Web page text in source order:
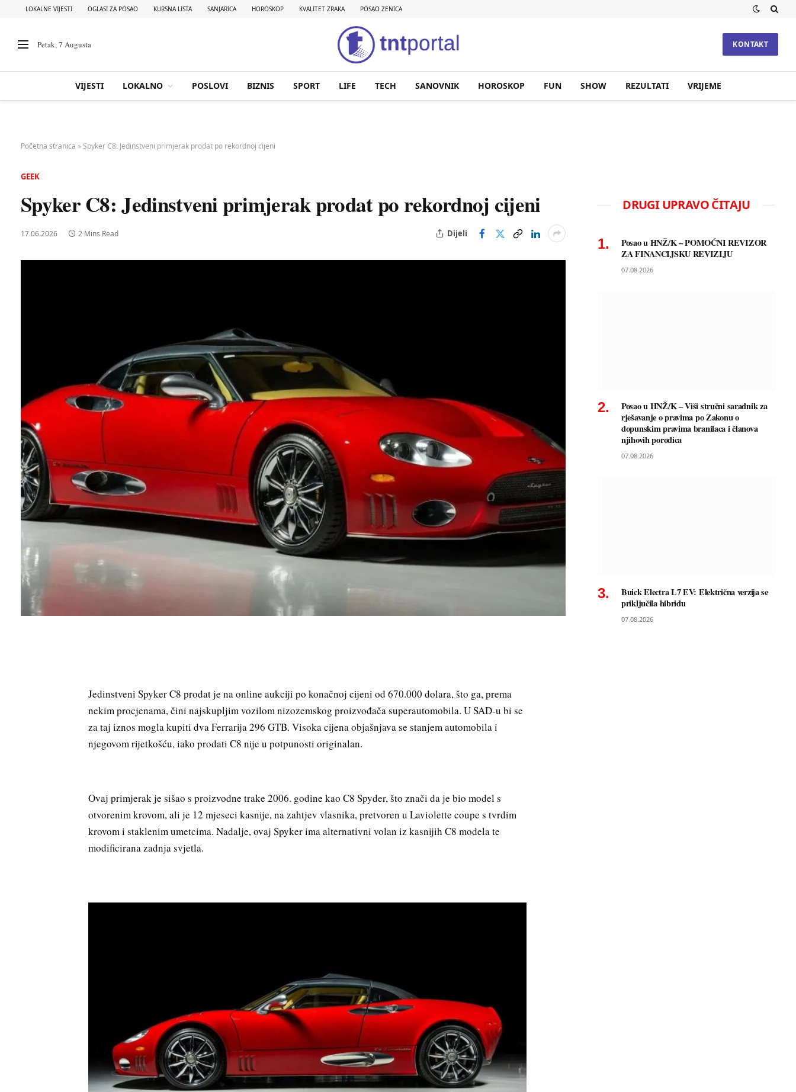
LOKALNE VIJESTI OGLASI ZA POSAO KURSNA LISTA SANJARICA HOROSKOP KVALITET ZRAKA POSAO ZENICA
Petak, 7 Augusta KONTAKT
VIJESTI LOKALNO POSLOVI BIZNIS SPORT LIFE TECH SANOVNIK HOROSKOP FUN SHOW REZULTATI VRIJEME
Početna stranica »Spyker C8: Jedinstveni primjerak prodat po rekordnoj cijeni
GEEK
Spyker C8: Jedinstveni primjerak prodat po rekordnoj cijeni
17.06.2026 2 Mins Read Dijeli
Jedinstveni Spyker C8 prodat je na online aukciji po konačnoj cijeni od 670.000 dolara, što ga, prema
nekim procjenama, čini najskupljim vozilom nizozemskog proizvođača superautomobila. U SAD-u bi se
za taj iznos mogla kupiti dva Ferrarija 296 GTB. Visoka cijena objašnjava se stanjem automobila i
njegovom rijetkošću, iako prodati C8 nije u potpunosti originalan.
Ovaj primjerak je sišao s proizvodne trake 2006. godine kao C8 Spyder, što znači da je bio model s
otvorenim krovom, ali je 12 mjeseci kasnije, na zahtjev vlasnika, pretvoren u Laviolette coupe s tvrdim
krovom i staklenim umetcima. Nadalje, ovaj Spyker ima alternativni volan iz kasnijih C8 modela te
modificirana zadnja svjetla.
DRUGI UPRAVO ČITAJU
Posao u HNŽ/K – POMOĆNI REVIZOR
ZA FINANCIJSKU REVIZIJU
07.08.2026
Posao u HNŽ/K – Viši stručni saradnik za
rješavanje o pravima po Zakonu o
dopunskim pravima branilaca i članova
njihovih porodica
07.08.2026
Buick Electra L7 EV: Električna verzija se
priključila hibridu
07.08.2026